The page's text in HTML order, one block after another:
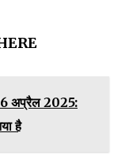
अप्रैल 2025:
है